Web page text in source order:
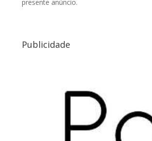
presente anúncio.
Publicidade